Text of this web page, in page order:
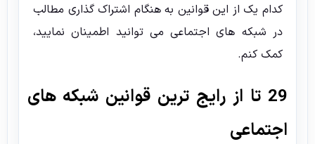
کدام یک از این قوانین به هنگام اشتراک گذاری مطالب
در شبکه های اجتماعی می توانید اطمینان نمایید،
کمک کنم.
29 تا از رایج ترین قوانین شبکه های
اجتماعی